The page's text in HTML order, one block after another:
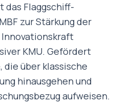
das Flaggschiff-
zur Stärkung der
Innovationskraft
KMU. Gefördert
über klassische
hinausgehen und
aufweisen.